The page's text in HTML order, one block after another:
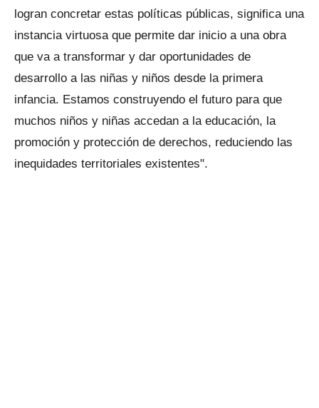
logran concretar estas políticas públicas, significa una
instancia virtuosa que permite dar inicio a una obra
que va a transformar y dar oportunidades de
desarrollo a las niñas y niños desde la primera
infancia. Estamos construyendo el futuro para que
muchos niños y niñas accedan a la educación, la
promoción y protección de derechos, reduciendo las
inequidades territoriales existentes".